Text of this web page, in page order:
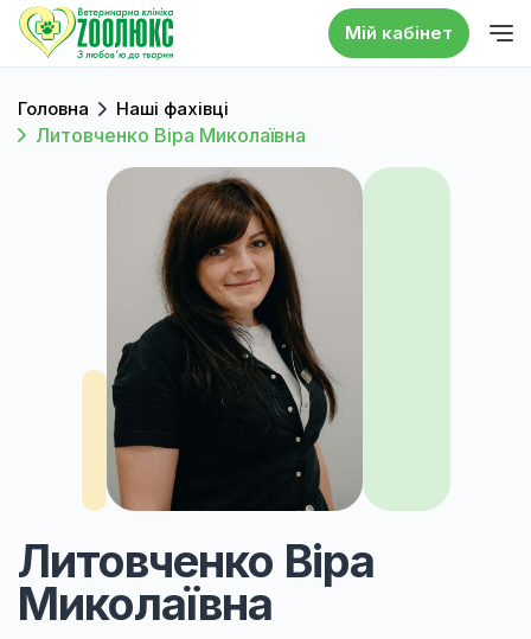
Мій кабінет
Головна Наші фахівці
Литовченко Віра Миколаївна
Литовченко Віра
Миколаївна